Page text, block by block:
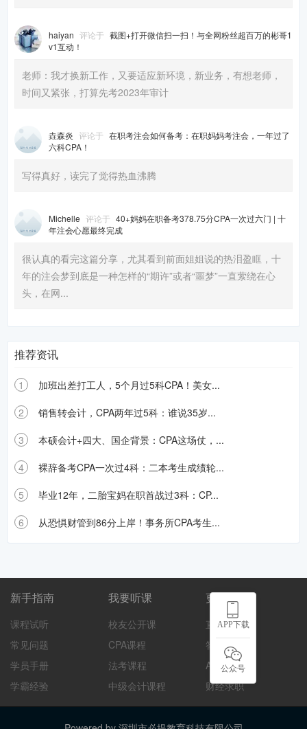
haiyan 评论于 截图+打开微信扫一扫！与全网粉丝超百万的彬哥1
v1互动！
老师：我才换新工作，又要适应新环境，新业务，有想老师，
时间又紧张，打算先考2023年审计
垚森炎 评论于 在职考注会如何备考：在职妈妈考注会，一年过了
六科CPA！
写得真好，读完了觉得热血沸腾
Michelle 评论于 40+妈妈在职备考378.75分CPA一次过六门 | 十
年注会心愿最终完成
很认真的看完这篇分享，尤其看到前面姐姐说的热泪盈眶，十
年的注会梦到底是一种怎样的“期许”或者“噩梦”一直萦绕在心
头，在网...
推荐资讯
1
加班出差打工人，5个月过5科CPA！美女...
2
销售转会计，CPA两年过5科：谁说35岁...
3
本硕会计+四大、国企背景：CPA这场仗，...
4
裸辞备考CPA一次过4科：二本考生成绩轮...
5
毕业12年，二胎宝妈在职首战过3科：CP...
6
从恐惧财管到86分上岸！事务所CPA考生...
新手指南
课程试听
常见问题
学员手册
学霸经验
我要听课
校友公开课
CPA课程
法考课程
中级会计课程
更多服务
直播互动
答疑帮助
APP下载
财经求职
APP下载
公众号